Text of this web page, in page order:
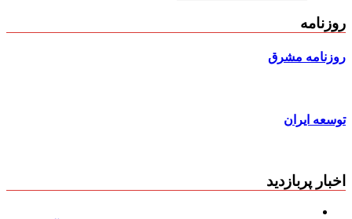
روزنامه
روزنامه مشرق
توسعه ایران
اخبار پربازدید